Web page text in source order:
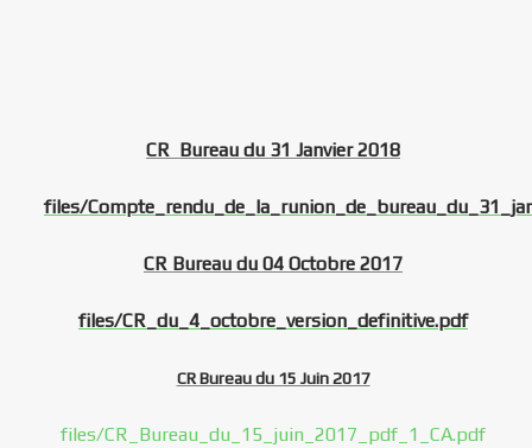
CR Bureau du 31 Janvier 2018
files/
CR Bureau du 04 Octobre 2017
files/CR_du_4_octobre_version_definitive.pdf
CR Bureau du 15 Juin 2017
files/CR_Bureau_du_15_juin_2017_pdf_1_CA.pdf